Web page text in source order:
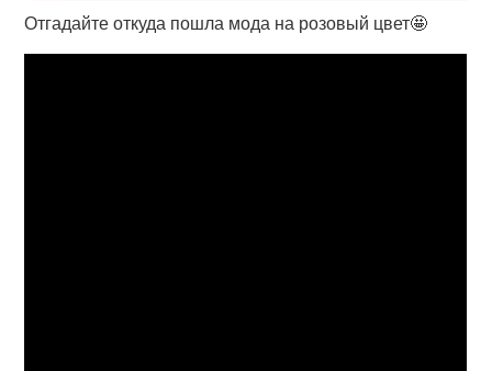
Отгадайте откуда пошла мода на розовый цвет🤩